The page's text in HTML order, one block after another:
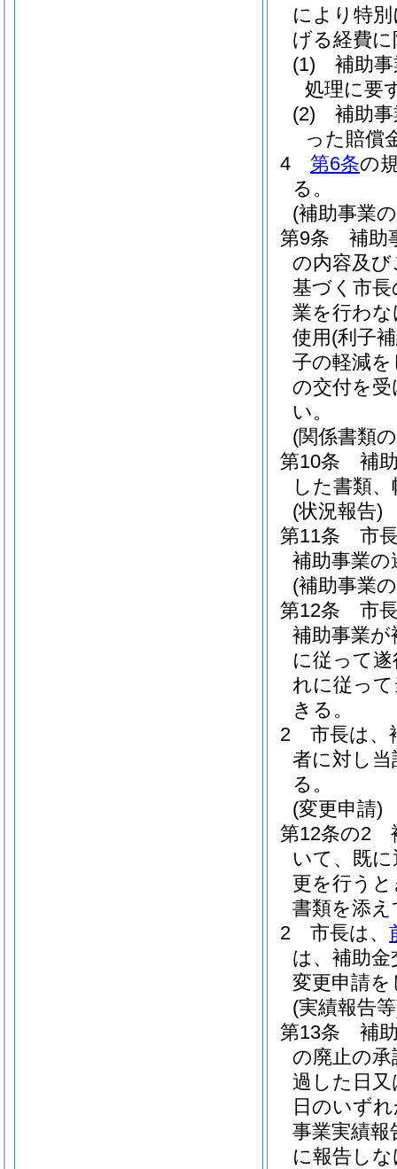
により特
げる経費
(1)
補助
処理に要
(2)
補助
った賠償
4
第6条の
る。
(補助事業
第9条
補助
の内容及
基づく市
業を行わ
使用 (利子
子の軽減
の交付を
い。
(関係書類
第10条
補
した書類
(状況報告)
第11条
市
補助事業
(補助事業
第12条
市
補助事業
に従って
れに従っ
きる。
2
市長は、
者に対し
る。
(変更申請)
第12条の2
いて、既
更を行う
書類を添
2
市長は、
は、補助金
変更申請
(実績報告
第13条
補
の廃止の
過した日
日のいず
事業実績報
に報告し